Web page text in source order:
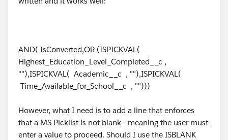
AND( IsConverted,OR (ISPICKVAL(
Highest_Education_Level_Completed__c ,
""),ISPICKVAL( Academic__c , ""),ISPICKVAL(
Time_Available_for_School__c , "")))
However, what I need is to add a line that enforces
that a MS Picklist is not blank - meaning the user must
enter a value to proceed. Should I use the ISBLANK